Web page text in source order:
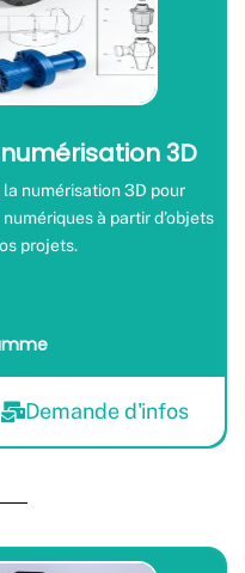
3D
numérisation 3D pour
à partir d’objets
projets.
Demande d'infos